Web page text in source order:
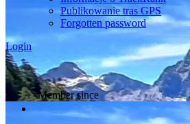
Publikowanie tras GPS
Forgotten password
Login
Member since